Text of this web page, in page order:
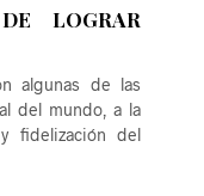
LOGRAR
algunas de las
del mundo, a la
fidelización del